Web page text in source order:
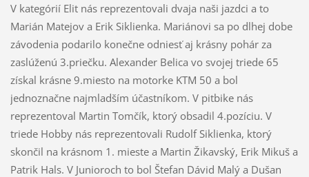
V kategórií Elit nás reprezentovali dvaja naši jazdci a to
Marián Matejov a Erik Siklienka. Mariánovi sa po dlhej dobe
závodenia podarilo konečne odniesť aj krásny pohár za
zaslúženú 3.priečku. Alexander Belica vo svojej triede 65
získal krásne 9.miesto na motorke KTM 50 a bol
jednoznačne najmladším účastníkom. V pitbike nás
reprezentoval Martin Tomčík, ktorý obsadil 4.pozíciu. V
triede Hobby nás reprezentovali Rudolf Siklienka, ktorý
skončil na krásnom 1. mieste a Martin Žikavský, Erik Mikuš a
Patrik Hals. V Junioroch to bol Štefan Dávid Malý a Dušan